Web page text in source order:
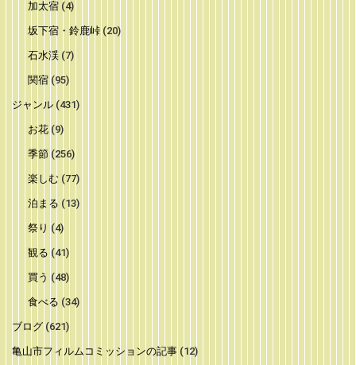
加太宿(4)
坂下宿・鈴鹿峠(20)
石水渓(7)
関宿(95)
ジャンル (431)
お花(9)
季節 (256)
楽しむ (77)
泊まる (13)
祭り (4)
観る (41)
買う (48)
食べる (34)
ブログ (621)
亀山市フィルムコミッションの記事 (12)